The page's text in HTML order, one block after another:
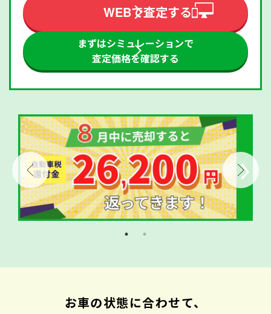
WEBで査定する
まずはシミュレーションで
査定価格を確認する
お車の状態に合わせて、